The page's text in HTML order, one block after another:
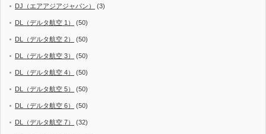
DJ（エアアジアジャパン） (3)
DL（デルタ航空 1） (50)
DL（デルタ航空 2） (50)
DL（デルタ航空 3） (50)
DL（デルタ航空 4） (50)
DL（デルタ航空 5） (50)
DL（デルタ航空 6） (50)
DL（デルタ航空 7） (32)